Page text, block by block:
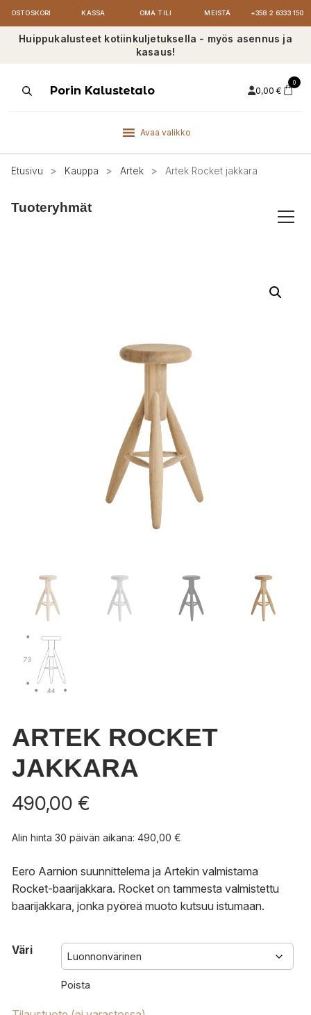
OSTOSKORI KASSA OMA TILI MEISTÄ +358 2 6333 150
Huippukalusteet kotiinkuljetuksella - myös asennus ja
kasaus!
ProductsPorin Kalustetalo 0,00 €
0
Avaa valikko
Etusivu > Kauppa > Artek > Artek Rocket jakkara
Tuoteryhmät
ARTEK ROCKET
JAKKARA
490,00 €
Alin hinta 30 päivän aikana: 490,00 €
Eero Aarnion suunnittelema ja Artekin valmistama
Rocket-baarijakkara. Rocket on tammesta valmistettu
baarijakkara, jonka pyöreä muoto kutsuu istumaan.
Väri
Poista